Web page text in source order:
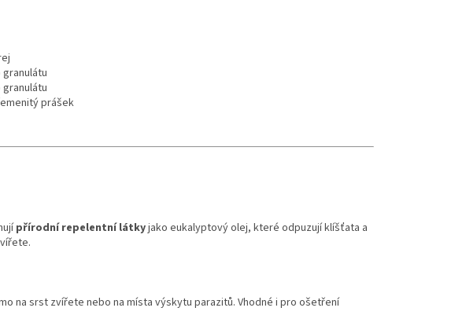
y
v
ý
prášek
přírodní repelentní látkyjako eukalyptový olej, které odpuzují klíšťata a
na srst zvířete nebo na místa výskytu parazitů. Vhodné i pro ošetření